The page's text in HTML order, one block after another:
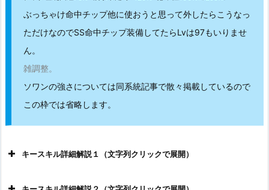
ぶっちゃけ命中チップ他に使おうと思って外したらこうなっ
ただけなのでSS命中チップ装備してたらLvは97もいりませ
ん。
雑調整。
ソワンの強さについては同系統記事で散々掲載しているので
この枠では省略します。
キースキル詳細解説１（文字列クリックで展開）